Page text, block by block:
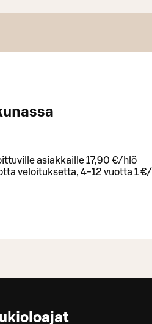
asiakkaille 17,90 €/hlö
veloituksetta, 4-12 vuotta 1 €/